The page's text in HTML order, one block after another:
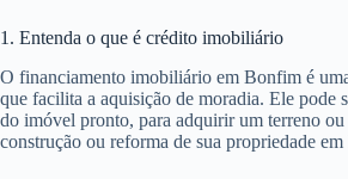
1. Entenda o que é crédito imobiliário
O financiamento imobiliário em Bonfim é
que facilita a aquisição de moradia. Ele pode
do imóvel pronto, para adquirir um terreno
construção ou reforma de sua propriedade